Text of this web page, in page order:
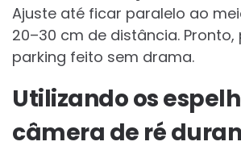
Ajuste até ficar paralelo ao
20–30 cm de distância. Pronto,
parking feito sem drama.
Utilizando os
câmera de ré